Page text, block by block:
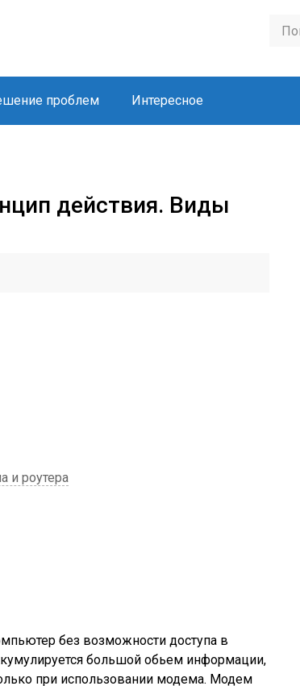
проблем Интересное
действия. Виды
и роутера
без возможности доступа в
большой обьем информации,
при использовании модема. Модем